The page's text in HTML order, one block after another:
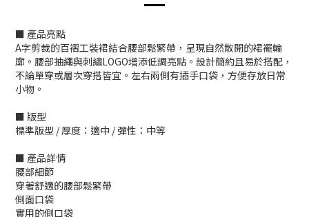
■ 產品亮點
A字剪裁的百褶工裝裙結合腰部鬆緊帶，呈現自然散開的裙襬輪
廓。腰部抽繩與刺繡LOGO增添低調亮點。設計簡約且易於搭配，
不論單穿或層次穿搭皆宜。左右兩側有插手口袋，方便存放日常
小物。
■ 版型
標準版型 / 厚度：適中 / 彈性：中等
■ 產品詳情
腰部細節
穿著舒適的腰部鬆緊帶
側面口袋
實用的側口袋